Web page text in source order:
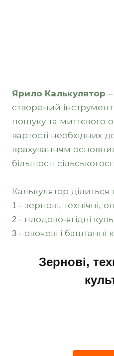
Ярило Калькулятор
створений
пошуку та миттєвого
вартості необхідних
врахуванням
більшості
Калькулятор ділиться
1 - зернові, технічні,
2 - плодово-ягідні
3 - овочеві і баштанні
Зернові,